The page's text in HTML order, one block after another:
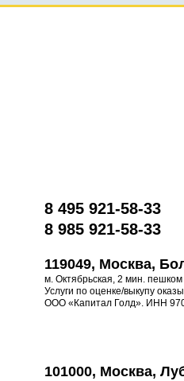
8 495 921-58-33
8 985 921-58-33
119049, Москва,
м. Октябрьская, 2 мин. пешком
Услуги по оценке/выкупу
ООО «Капитал Голд». ИНН
101000, Москва,